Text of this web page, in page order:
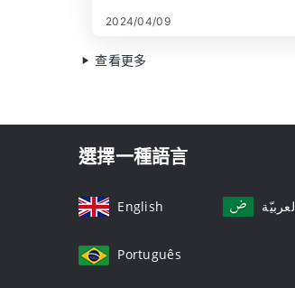
2024/04/09
查看更多
選擇一種語言
English
Português